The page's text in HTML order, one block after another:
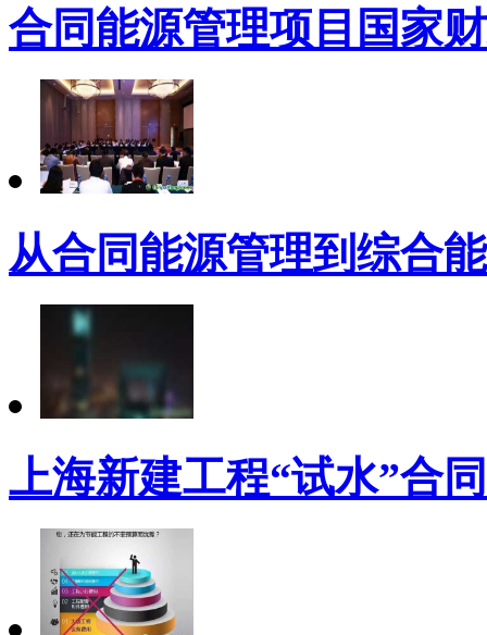
合同能源管理项目国家
从合同能源管理到综合
上海新建工程“试水”合